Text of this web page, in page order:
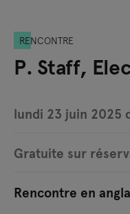
RENCONTRE
P. Staff,
lundi 23 juin 2025
Gratuite sur
Rencontre en